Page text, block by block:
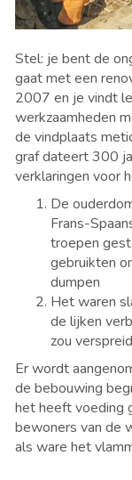
Stel: je bent de
gaat met een
2007 en je vindt
werkzaamheden
de vindplaats
graf dateert 300
verklaringen voor
De
Frans-
troepen
gebruikten
dumpen
Het waren
de lijken
zou
Er wordt
de bebouwing
het heeft voeding
bewoners van de
als ware het